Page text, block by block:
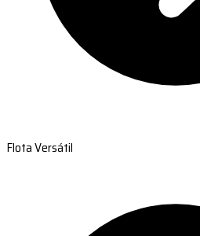
Flota Versátil